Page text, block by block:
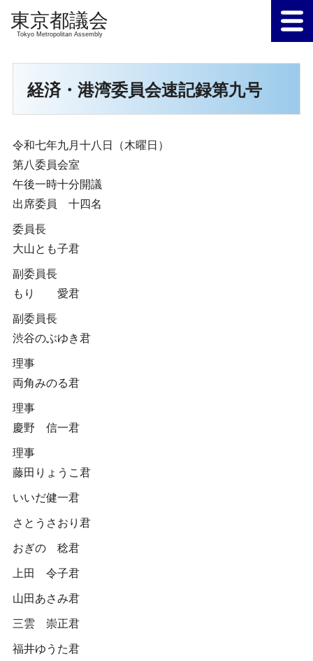
Tokyo Metropolitan Assembly
経済・港湾委員会速記録第九号
令和七年九月十八日（木曜日）
第八委員会室
午後一時十分開議
出席委員 十四名
委員長
大山とも子君
副委員長
もり 愛君
副委員長
渋谷のぶゆき君
理事
両角みのる君
理事
慶野 信一君
理事
藤田りょうこ君
いいだ健一君
さとうさおり君
おぎの 稔君
上田 令子君
山田あさみ君
三雲 崇正君
福井ゆうた君